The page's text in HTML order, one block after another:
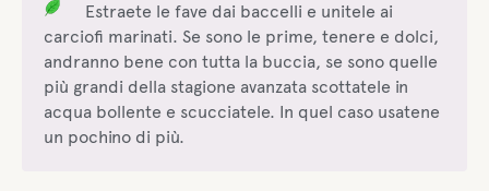
Estraete le fave dai baccelli e unitele ai
carciofi marinati. Se sono le prime, tenere e dolci,
andranno bene con tutta la buccia, se sono quelle
più grandi della stagione avanzata scottatele in
acqua bollente e scucciatele. In quel caso usatene
un pochino di più.